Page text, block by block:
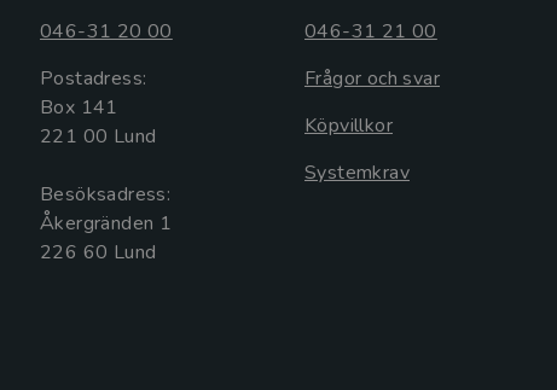
046-31 20 00
Postadress:
Box 141
221 00 Lund
Besöksadress:
Åkergränden 1
046-31 21 00
Frågor och svar
Köpvillkor
Systemkrav